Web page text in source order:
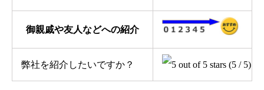
御親戚や友人などへの紹介
弊社を紹介したいですか？ (5 / 5)